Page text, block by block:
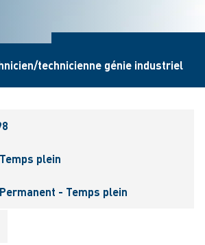
technicienne génie industriel
Temps plein
Permanent - Temps plein